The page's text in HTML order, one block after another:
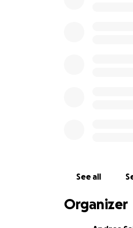
See all
Organizer